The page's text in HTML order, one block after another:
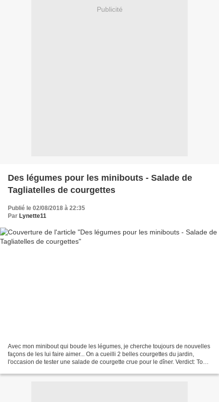
Publicité
Des légumes pour les minibouts - Salade de
Tagliatelles de courgettes
Publié le 02/08/2018 à 22:35
Par Lynette11
Avec mon minibout qui boude les légumes, je cherche toujours de nouvelles
façons de les lui faire aimer... On a cueilli 2 belles courgettes du jardin,
l'occasion de tester une salade de courgette crue pour le dîner. Verdict: Tout